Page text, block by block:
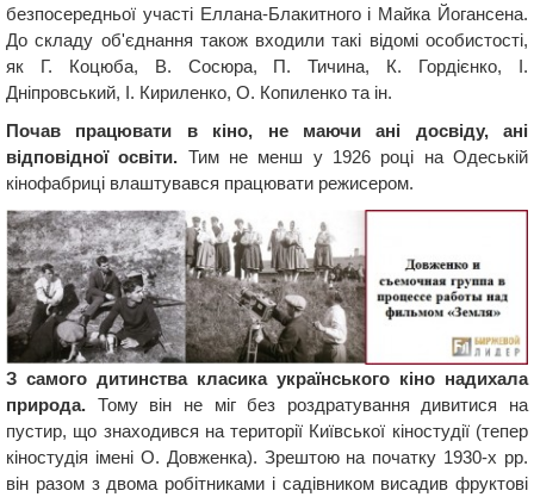
безпосередньої участі Еллана-Блакитного і Майка Йогансена.
До складу об'єднання також входили такі відомі особистості,
як Г. Коцюба, В. Сосюра, П. Тичина, К. Гордієнко, І.
Дніпровський, І. Кириленко, О. Копиленко та ін.
Почав працювати в кіно, не маючи ані досвіду, ані
відповідної освіти. Тим не менш у 1926 році на Одеській
кінофабриці влаштувався працювати режисером.
З самого дитинства класика українського кіно надихала
природа. Тому він не міг без роздратування дивитися на
пустир, що знаходився на території Київської кіностудії (тепер
кіностудія імені О. Довженка). Зрештою на початку 1930-х рр.
він разом з двома робітниками і садівником висадив фруктові